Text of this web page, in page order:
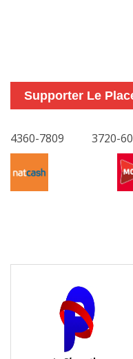
Supporter Le
4360-7809 3720-